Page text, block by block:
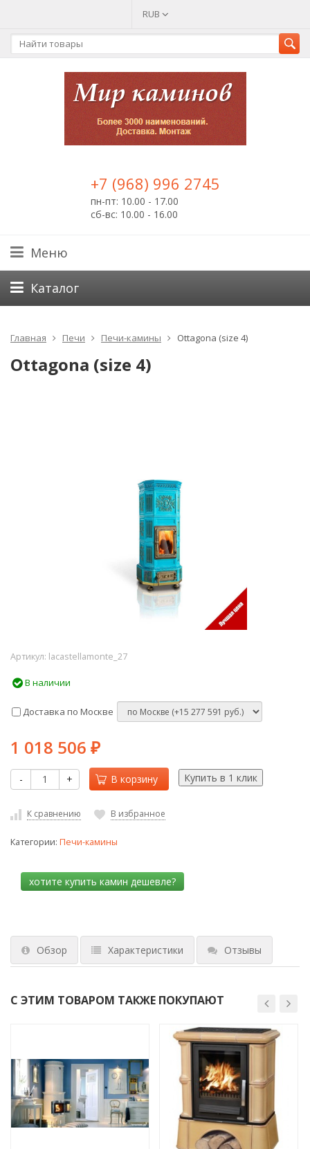
RUB
+7 (968) 996 2745
пн-пт: 10.00 - 17.00
сб-вс: 10.00 - 16.00
Меню
Каталог
Главная Печи Печи-камины Ottagona (size 4)
Ottagona (size 4)
Артикул: lacastellamonte_27
В наличии
Доставка по Москве
1 018 506 ₽
- + В корзину
К сравнению В избранное
Категории: Печи-камины
Обзор Характеристики Отзывы
С ЭТИМ ТОВАРОМ ТАКЖЕ ПОКУПАЮТ